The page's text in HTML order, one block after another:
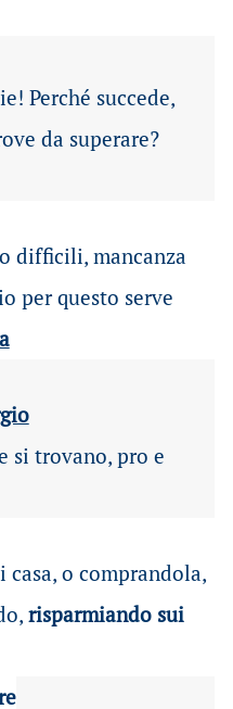
Perché succede,
da superare?
difficili, mancanza
per questo serve
si trovano, pro e
casa, o comprandola,
risparmiando sui